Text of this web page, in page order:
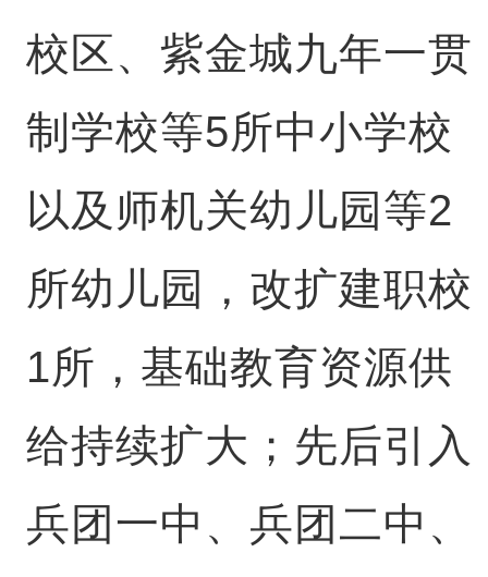
校区、紫金城九年一贯
制学校等5所中小学校
以及师机关幼儿园等2
所幼儿园，改扩建职校
1所，基础教育资源供
给持续扩大；先后引入
兵团一中、兵团二中、